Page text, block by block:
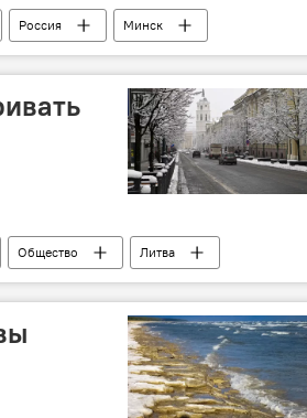
Россия
Минск
Общество
Литва